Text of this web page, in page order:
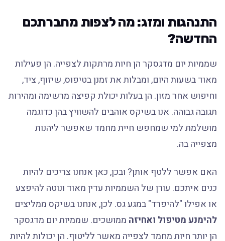
התנהגות ומזג: מה לצפות מחברתכם
החדשה?
שממיות יום מדגסקר הן חיות מרתקות לצפייה. הן פעילות
מאוד בשעות היום, ומבלות את זמנן בטיפוס, שיזוף, ציד,
וחיפוש אחר מזון. הן בעלות יכולת קפיצה מרשימה ומהירות
תגובה גבוהה. אנו בשיקס אוהבים להשוויץ בהן כדוגמה
מושלמת למי שמחפש חיית מחמד שאפשר ליהנות
מצפייה בה.
האם אפשר ללטף אותן? ובכן, כאן אנחנו צריכים להיות
כנים איתכם. עורן של השממיות עדין מאוד ונוטה להיפצע
או אפילו "להיפרד" במגע גס. לכן, אנחנו בשיקס ממליצים
להימנע מטיפול ואחיזהממושכים. שממיות יום מדגסקר
הן יותר חיות מחמד לצפייה מאשר לליטוף. הן יכולות להיות